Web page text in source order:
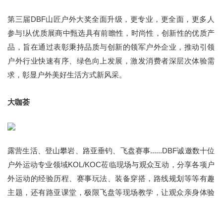
第三届DBF山匠户外大奖全面升级，更专业，更全面，更多人
参与!从优质展商中甄选具有前瞻性，时尚性，创新性的优质产
品，旨在通过表彰秉持品质与创新的领军户外企业，推动引领
户外行业快速有序、绿色向上发展，激发消费者深层次体验需
求，彰显户外美好生活方式新风采。
大咖荟
露营生活、登山攀岩、路亚垂钓、飞盘赛事......DBF诚邀数十位
户外运动专业领域KOL/KOC莅临现场与观众互动，分享各项户
外运动的经验历程、赛事玩法、装备穿搭，路线规划等等有趣
主题，还有路亚课堂，极限飞盘等现场教学，让观众亲身体验